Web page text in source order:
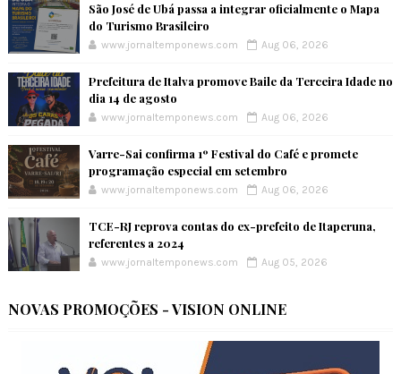
São José de Ubá passa a integrar oficialmente o Mapa
do Turismo Brasileiro
www.jornaltemponews.com Aug 06, 2026
Prefeitura de Italva promove Baile da Terceira Idade no
dia 14 de agosto
www.jornaltemponews.com Aug 06, 2026
Varre-Sai confirma 1º Festival do Café e promete
programação especial em setembro
www.jornaltemponews.com Aug 06, 2026
TCE-RJ reprova contas do ex-prefeito de Itaperuna,
referentes a 2024
www.jornaltemponews.com Aug 05, 2026
NOVAS PROMOÇÕES - VISION ONLINE